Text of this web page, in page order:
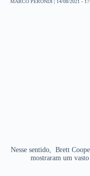
MARCO PERONDI | 14/08/2021 -
Nesse sentido, Brett
mostraram um